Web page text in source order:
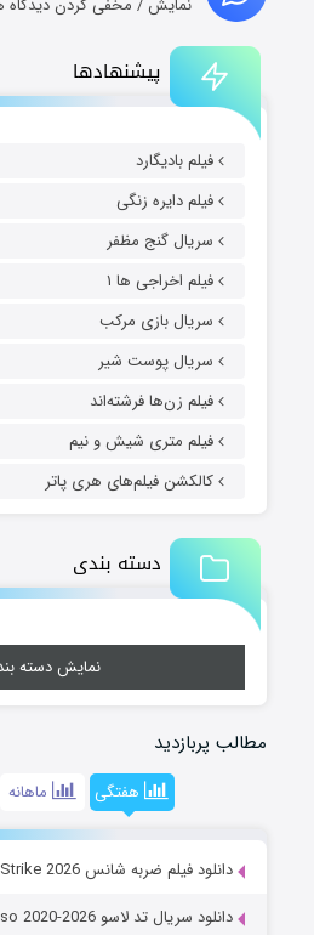
پیشنهادها
فیلم بادیگارد
فیلم دایره زنگی
سریال گنج مظفر
فیلم اخراجی ها ۱
سریال بازی مرکب
سریال پوست شیر
فیلم زن‌ها فرشته‌اند
فیلم متری شیش و نیم
کالکشن فیلم‌های هری پاتر
دسته بندی
نمایش دسته
مطالب پربازدید
هفتگی ماهانه
دانلود فیلم ضربه شانس Lucky Strike 2026
دانلود سریال تد لاسو Ted Lasso 2020-2026